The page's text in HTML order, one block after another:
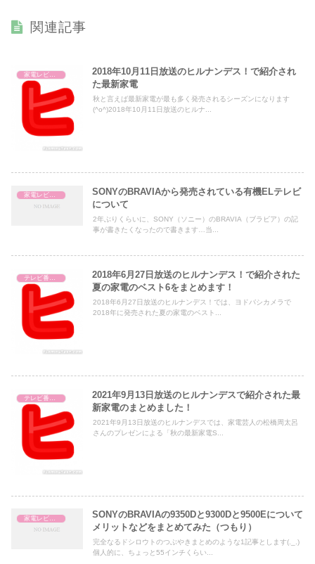
関連記事
家電レビュー
2018年10月11日放送のヒルナンデス！で紹介され
た最新家電
秋と言えば最新家電が最も多く発売されるシーズンになります
(^o^)2018年10月11日放送のヒルナ...
家電レビュー
SONYのBRAVIAから発売されている有機ELテレビ
について
2年ぶりくらいに、SONY（ソニー）のBRAVIA（ブラビア）の記
事が書きたくなったので書きます…当...
2018年6月27日放送のヒルナンデス！で紹介された
夏の家電のベスト6をまとめます！
2018年6月27日放送のヒルナンデス！では、ヨドバシカメラで
2018年に発売された夏の家電のベスト...
2021年9月13日放送のヒルナンデスで紹介された最
新家電のまとめました！
2021年9月13日放送のヒルナンデスでは、家電芸人の松橋周太呂
さんのプレゼンによる「秋の最新家電S...
SONYのBRAVIAの9350Dと9300Dと9500Eについて
メリットなどをまとめてみた（つもり）
完全なるドシロウトのつぶやきまとめのような1記事とします(._.)
個人的に、ちょっと55インチくらい...